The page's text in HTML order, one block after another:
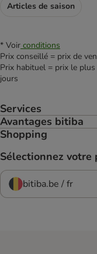
Articles de saison
* Voir conditions
Prix conseillé = prix de
Prix habituel = prix le
jours
Services
Avantages bitiba
Shopping
Sélectionnez votre
bitiba.be / fr